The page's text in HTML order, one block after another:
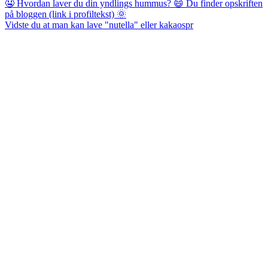
Vidste du at man kan lave "nutella" eller kakaospr